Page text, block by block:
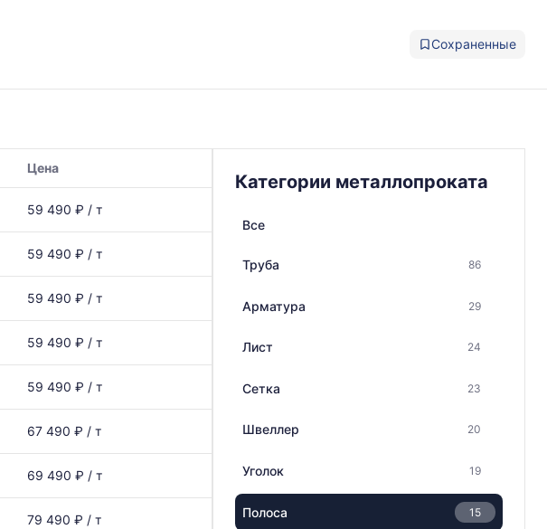
Сохраненные
Цена
59 490 ₽ / т
59 490 ₽ / т
59 490 ₽ / т
59 490 ₽ / т
59 490 ₽ / т
67 490 ₽ / т
69 490 ₽ / т
79 490 ₽ / т
Категории металлопроката
Все
Труба 86
Арматура 29
Лист 24
Сетка 23
Швеллер 20
Уголок 19
Полоса 15